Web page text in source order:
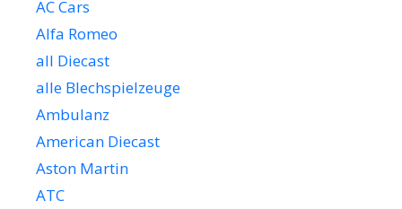
AC Cars
Alfa Romeo
all Diecast
alle Blechspielzeuge
Ambulanz
American Diecast
Aston Martin
ATC